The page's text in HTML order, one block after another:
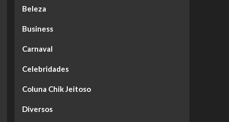
Beleza
Business
Carnaval
Celebridades
Coluna Chik Jeitoso
Diversos